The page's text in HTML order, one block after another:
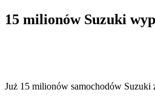
15 milionów Suzuki
Już 15 milionów samochodów